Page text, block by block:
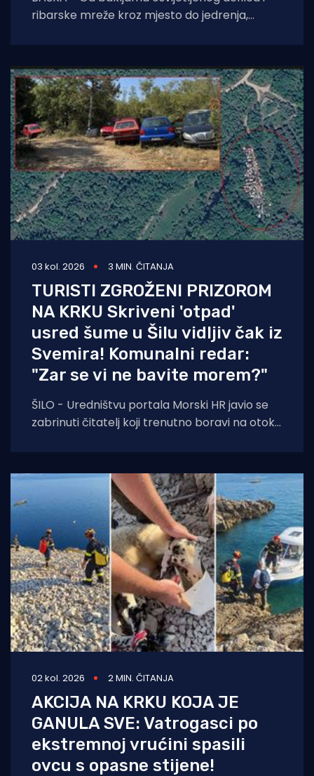
ribarske mreže kroz mjesto do jedrenja,
03 kol. 2026 3 MIN. ČITANJA
TURISTI ZGROŽENI PRIZOROM
NA KRKU Skriveni 'otpad'
usred šume u Šilu vidljiv čak iz
Svemira! Komunalni redar:
"Zar se vi ne bavite morem?"
ŠILO - Uredništvu portala Morski HR javio se
zabrinuti čitatelj koji trenutno boravi na otoku
02 kol. 2026 2 MIN. ČITANJA
AKCIJA NA KRKU KOJA JE
GANULA SVE: Vatrogasci po
ekstremnoj vrućini spasili
ovcu s opasne stijene!